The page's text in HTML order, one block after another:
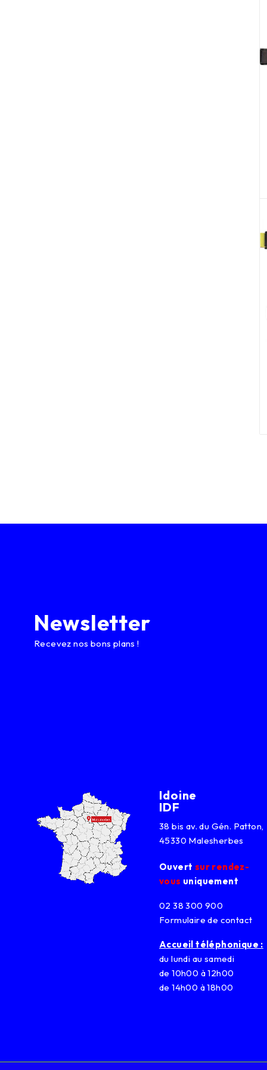
Newsletter
Recevez nos bons plans !
Idoine
IDF
38 bis av. du Gén. Patton,
45330 Malesherbes
Ouvert sur rendez-
vous uniquement
02 38 300 900
Formulaire de contact
Accueil téléphonique :
du lundi au samedi
de 10h00 à 12h00
de 14h00 à 18h00